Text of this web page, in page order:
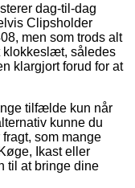
dag-til-dag
Clipsholder
men som trods alt
klokkeslæt, således
klargjort forud for at
tilfælde kun når
kunne du
som mange
Ikast eller
til at bringe dine